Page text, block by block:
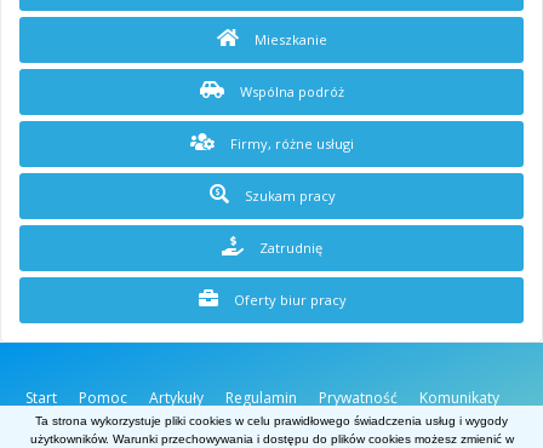
Mieszkanie
Wspólna podróż
Firmy, różne usługi
Szukam pracy
Zatrudnię
Oferty biur pracy
Start Pomoc Artykuły Regulamin Prywatność
Komunikaty
O stronie
Kontakt
Ta strona wykorzystuje pliki cookies w celu prawidłowego świadczenia usług i wygody
użytkowników. Warunki przechowywania i dostępu do plików cookies możesz zmienić w